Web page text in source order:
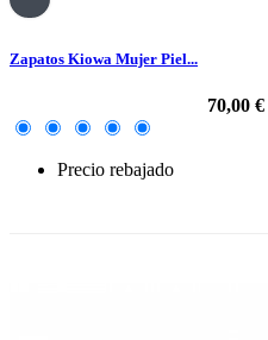
Zapatos Kiowa Mujer Piel...
70,00 €
Precio rebajado